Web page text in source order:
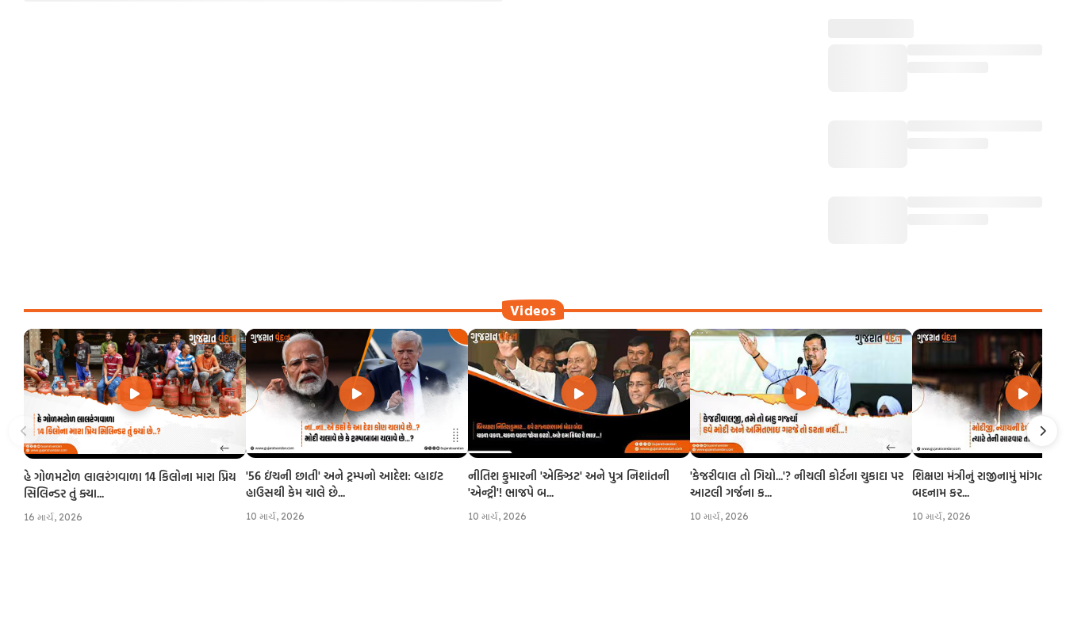
Videos
હે ગોળમટોળ લાલરંગવાળા 14 કિલોના મારા પ્રિય
સિલિન્ડર તું ક્યા...
16 માર્ચ, 2026
'56 ઇંચની છાતી' અને ટ્રમ્પનો આદેશ: વ્હાઇટ
હાઉસથી કેમ ચાલે છે...
10 માર્ચ, 2026
નીતિશ કુમારની 'એક્ઝિટ' અને પુત્ર નિશાંતની
'એન્ટ્રી'! ભાજપે બ...
10 માર્ચ, 2026
'કેજરીવાલ તો ગિયો...'? નીચલી કોર્ટના ચુકાદા પર
આટલી ગર્જના ક...
10 માર્ચ, 2026
શિક્ષણ મંત્રીનું રાજીનામું માંગતા
બદનામ કર...
10 માર્ચ, 2026